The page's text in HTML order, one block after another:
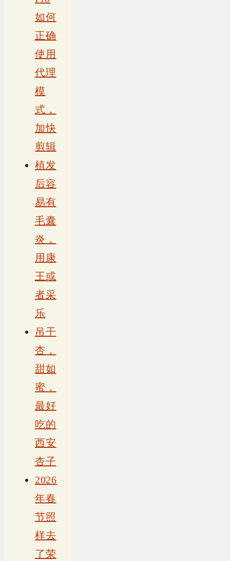
如何
正确
使用
代理
模
式，
加快
剪辑
植发
后容
易有
毛囊
炎，
用康
王或
者采
乐
吊干
杏，
甜如
蜜，
最好
吃的
西安
杏子
2026
年春
节照
样去
了荣